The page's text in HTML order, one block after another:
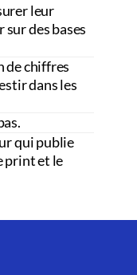
leur
des bases
de chiffres
dans les
qui publie
print et le